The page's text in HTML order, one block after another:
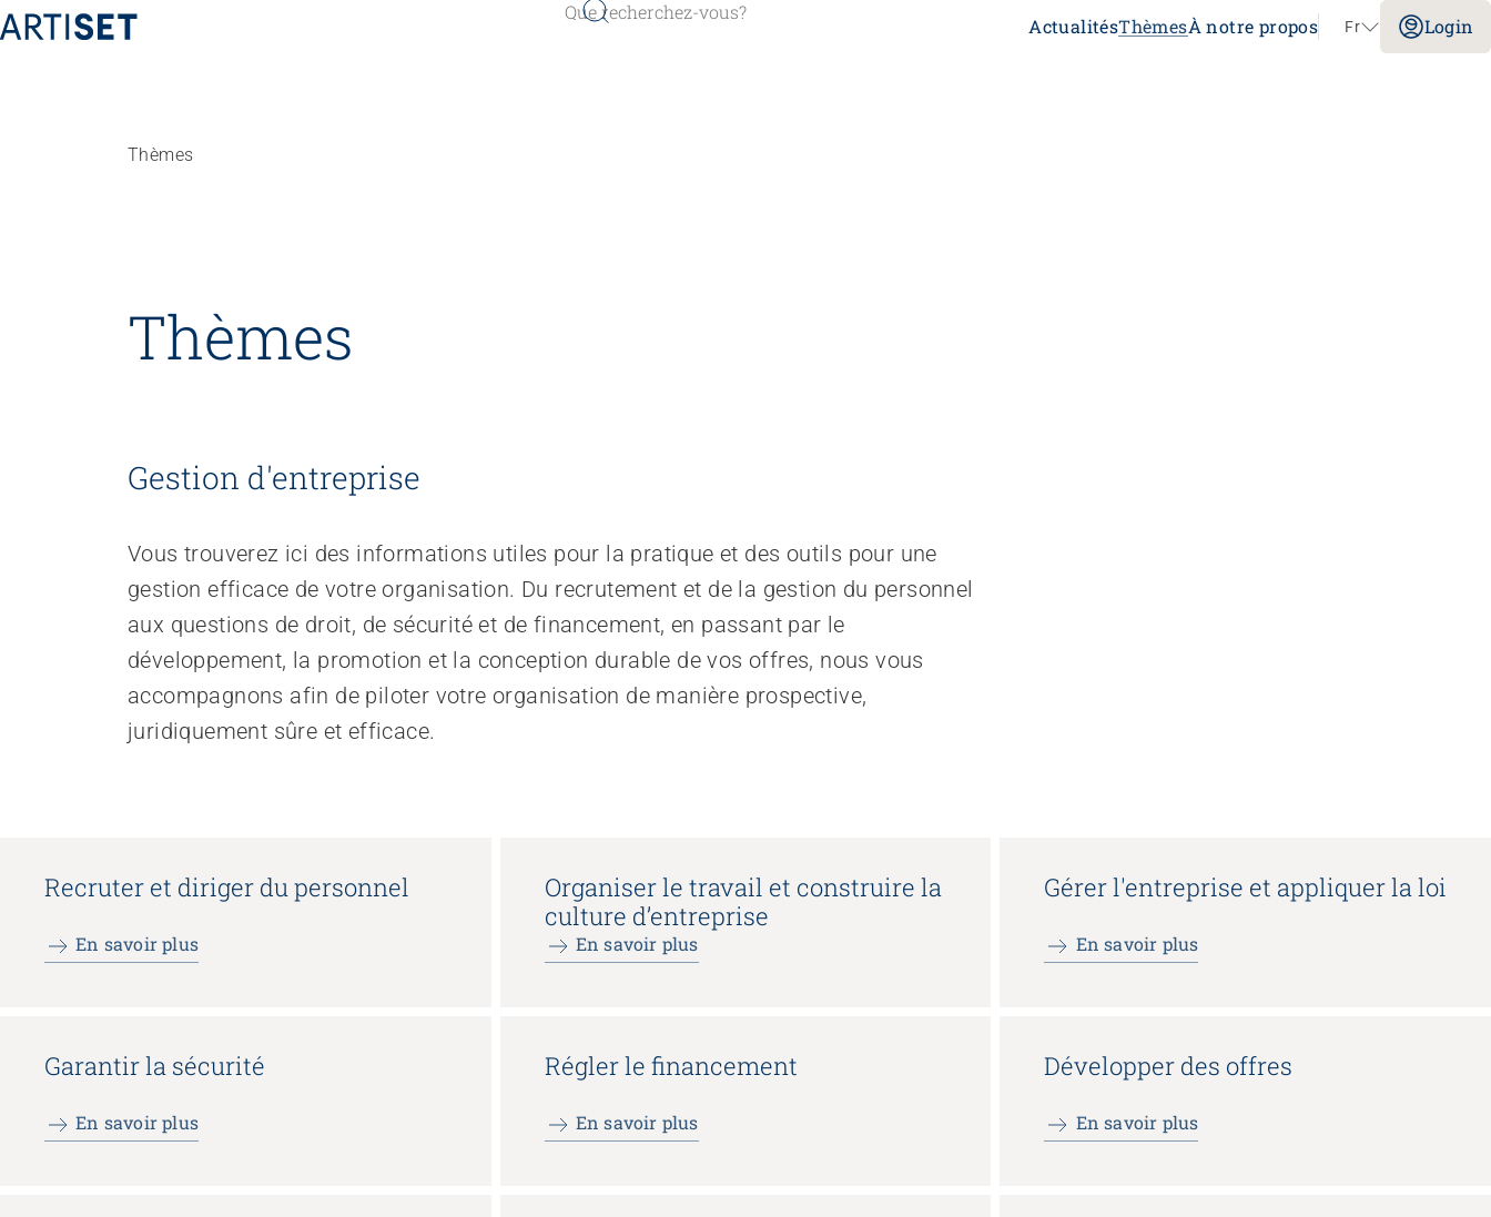
Aller au contenu
ActualitésThèmesÀ notre propos Fr Login
Recruter et diriger du personnel
Organiser le travail et construire la culture d’entreprise
Garantir la sécurité
Régler le financement
Développer des offres
Promouvoir des offres
Favoriser l'intégration professionnelle
Travailler avec les proches
Accompagner la fin de vie
Organiser les transitions
Protéger l'intégrité
Promouvoir la santé mentale
Vision, mission, valeurs
Politiques publiques & Prises de position
Thèmes
Thèmes
Gestion d'entreprise
Vous trouverez ici des informations utiles pour la pratique et des outils pour une
gestion efficace de votre organisation. Du recrutement et de la gestion du personnel
aux questions de droit, de sécurité et de financement, en passant par le
développement, la promotion et la conception durable de vos offres, nous vous
accompagnons afin de piloter votre organisation de manière prospective,
juridiquement sûre et efficace.
Recruter et diriger du personnel
En savoir plus
Organiser le travail et construire la
culture d’entreprise
En savoir plus
Gérer l'entreprise et appliquer la loi
En savoir plus
Garantir la sécurité
En savoir plus
Régler le financement
En savoir plus
Développer des offres
En savoir plus